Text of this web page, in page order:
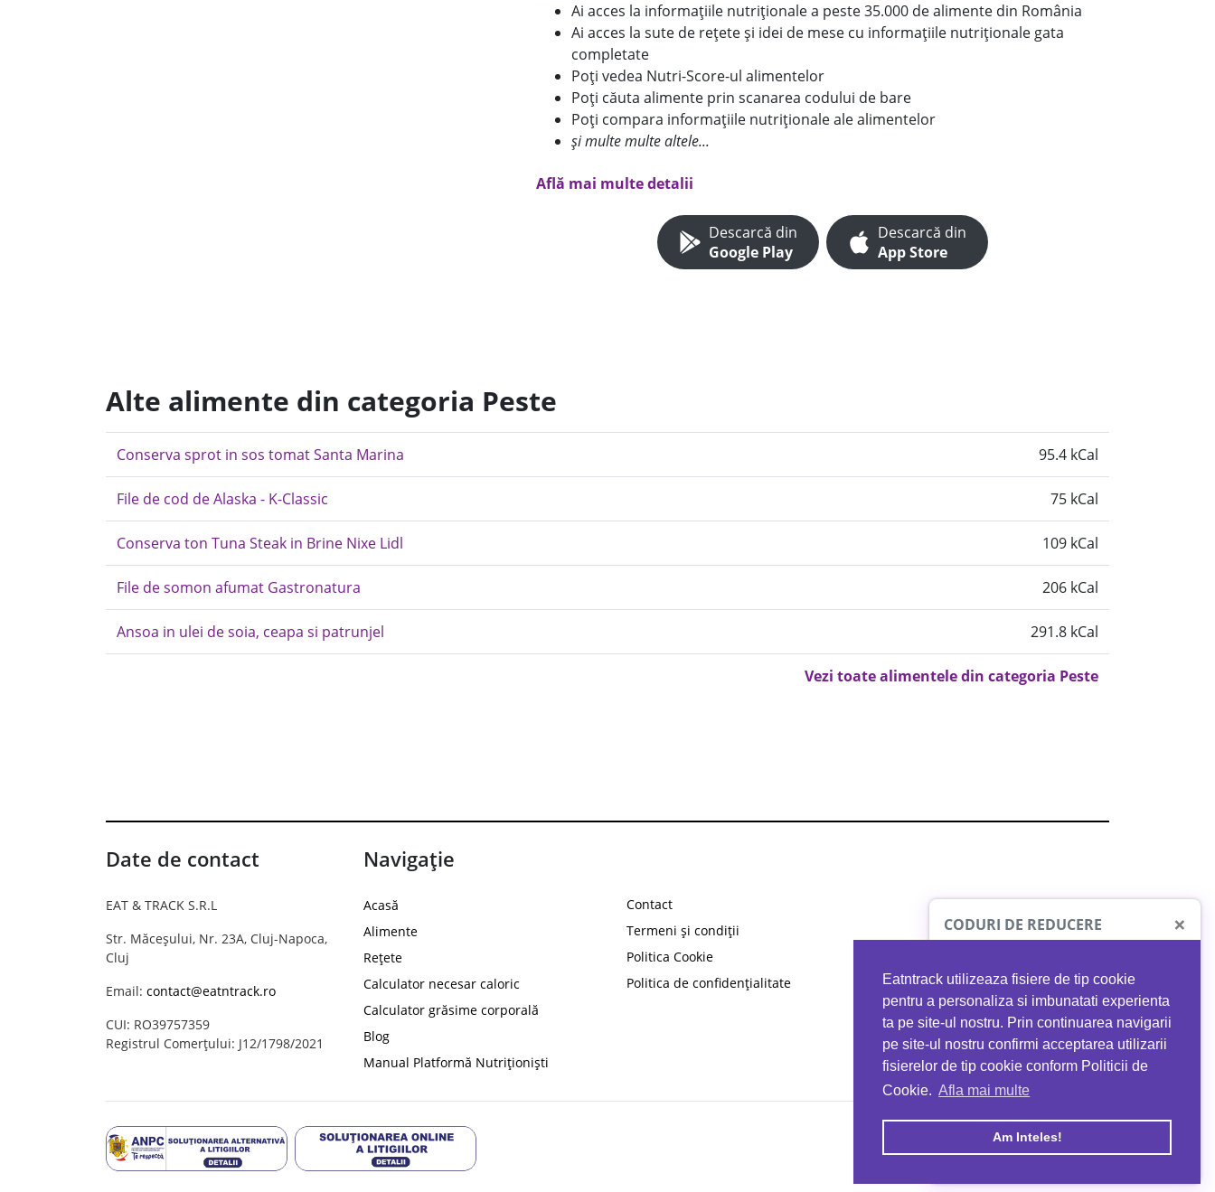
Eatntrack utilizeaza fisiere de tip cookie
pentru a personaliza si imbunatati experienta
ta pe site-ul nostru. Prin continuarea navigarii
pe site-ul nostru confirmi acceptarea utilizarii
fisierelor de tip cookie conform Politicii de
Cookie. Afla mai multe
Am Inteles!
Ai acces la informațiile nutriționale a peste 35.000 de alimente din România
Ai acces la sute de rețete și idei de mese cu informațiile nutriționale gata
completate
Poți vedea Nutri-Score-ul alimentelor
Poți căuta alimente prin scanarea codului de bare
Poți compara informațiile nutriționale ale alimentelor
și multe multe altele...
Află mai multe detalii
Descarcă din
Google Play
Descarcă din
App Store
Alte alimente din categoria Peste
Conserva sprot in sos tomat Santa Marina 95.4 kCal
File de cod de Alaska - K-Classic 75 kCal
Conserva ton Tuna Steak in Brine Nixe Lidl 109 kCal
File de somon afumat Gastronatura 206 kCal
Ansoa in ulei de soia, ceapa si patrunjel 291.8 kCal
Vezi toate alimentele din categoria Peste
Date de contact
EAT & TRACK S.R.L
Str. Măceșului, Nr. 23A, Cluj-Napoca,
Cluj
Email: contact@eatntrack.ro
CUI: RO39757359
Registrul Comerțului: J12/1798/2021
Navigație
Acasă
Alimente
Rețete
Calculator necesar caloric
Calculator grăsime corporală
Blog
Manual Platformă Nutriționiști
Contact
Termeni și condiții
Politica Cookie
Politica de confidențialitate
CODURI DE REDUCERE ×
PROTO41
reducere la orice comandă
EATNTRACK
MYPROTEIN
Ai40%reducere la orice comandă
folosind codul EATTRACK